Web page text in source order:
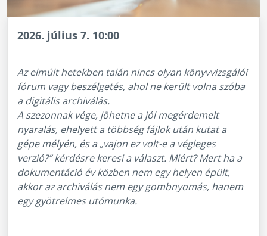
2026. július 7. 10:00
Az elmúlt hetekben talán nincs olyan könyvvizsgálói
fórum vagy beszélgetés, ahol ne került volna szóba
a digitális archiválás.
A szezonnak vége, jöhetne a jól megérdemelt
nyaralás, ehelyett a többség fájlok után kutat a
gépe mélyén, és a „vajon ez volt-e a végleges
verzió?” kérdésre keresi a választ. Miért? Mert ha a
dokumentáció év közben nem egy helyen épült,
akkor az archiválás nem egy gombnyomás, hanem
egy gyötrelmes utómunka.